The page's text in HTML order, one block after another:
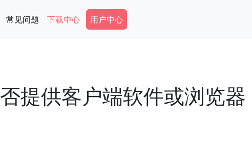
常见问题 下载中心 Secondary Menu
用户中心
提供客户端软件或浏览器